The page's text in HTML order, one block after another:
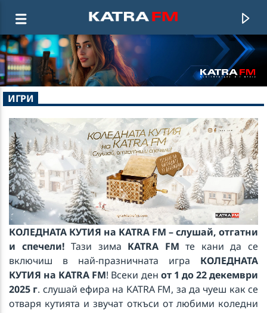
KATRA FM Live
♫ 192 kbps
Lost Your Faith
ИГРИ
КОЛЕДНАТА КУТИЯ на KATRA FM – слушай, отгатни
и спечели! Тази зима KATRA FM те кани да се
включиш в най-празничната игра КОЛЕДНАТА
КУТИЯ на KATRA FM! Всеки ден от 1 до 22 декември
2025 г. слушай ефира на KATRA FM, за да чуеш как се
отваря кутията и звучат откъси от любими коледни